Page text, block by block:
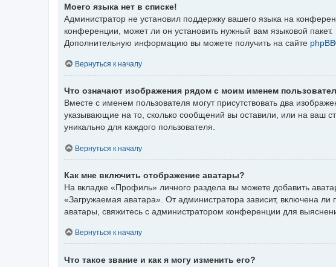
Моего языка нет в списке!
Администратор не установил поддержку вашего языка на
конференции, может ли он установить нужный вам языковой
Дополнительную информацию вы можете получить на сайте phpBB
Вернуться к началу
Что означают изображения рядом с моим именем
Вместе с именем пользователя могут присутствовать два
указывающие на то, сколько сообщений вы оставили, или на ваш
уникально для каждого пользователя.
Вернуться к началу
Как мне включить отображение аватары?
На вкладке «Профиль» личного раздела вы можете добавить
«Загружаемая аватара». От администратора зависит, включена
аватары, свяжитесь с администратором конференции для
Вернуться к началу
Что такое звание и как я могу изменить его?